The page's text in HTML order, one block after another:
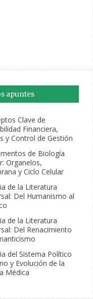
apuntes
Clave de
Financiera,
y Control de Gestión
de Biología
Organelos,
y Ciclo Celular
de la Literatura
Del Humanismo al
de la Literatura
Del Renacimiento
del Sistema Político
y Evolución de la
Médica